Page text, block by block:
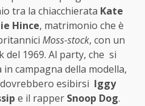
tra la chiacchierata Kate
Hince, matrimonio che è
Moss-stock, con un
del 1969. Al party, che si
campagna della modella,
esibirsi Iggy
e il rapper Snoop Dog.